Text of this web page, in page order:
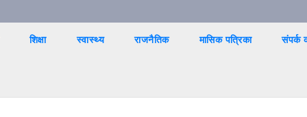
शिक्षा स्वास्थ्य राजनैतिक मासिक पत्रिका संपर्क